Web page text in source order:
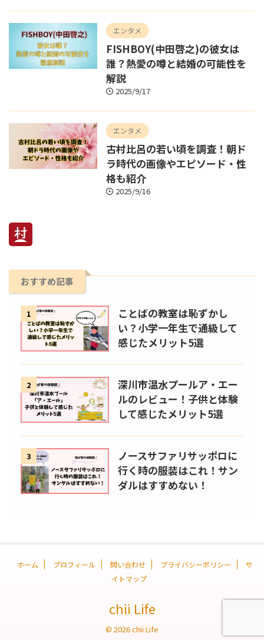
エンタメ
FISHBOY(中田啓之)の彼女は
誰？熱愛の噂と結婚の可能性を
解説
2025/9/17
エンタメ
古村比呂の若い頃を調査！朝ド
ラ時代の画像やエピソード・性
格も紹介
2025/9/16
おすすめ記事
1
ことばの教室は恥ずかし
い？小学一年生で通級して
感じたメリット5選
2
深川市温水プールア・エー
ルのレビュー！子供と体験
して感じたメリット5選
3
ノースサファリサッポロに
行く時の服装はこれ！サン
ダルはすすめない！
ホーム プロフィール 問い合わせ プライバシーポリシー
サ
イトマップ
chii Life
© 2026 chii Life